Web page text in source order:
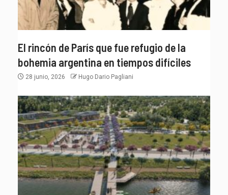
El rincón de París que fue refugio de la
bohemia argentina en tiempos difíciles
28 junio, 2026 Hugo Dario Pagliani